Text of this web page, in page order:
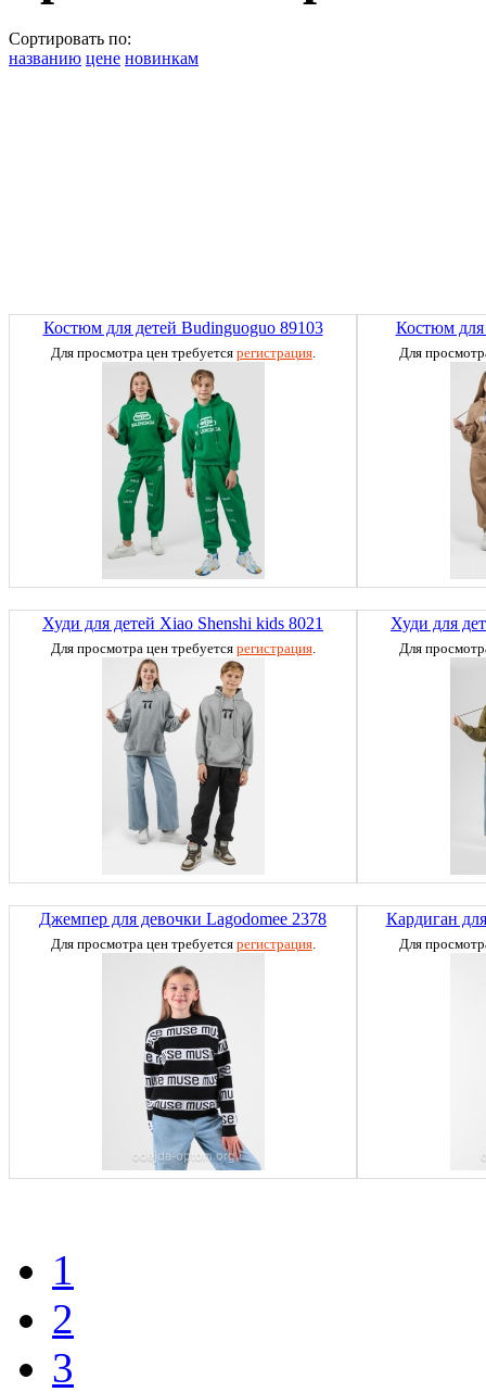
Сортировать по:
названию цене новинкам
Костюм для детей Budinguoguo 89103
Для просмотра цен требуется регистрация.
Костюм для
Для
Худи для детей Xiao Shenshi kids 8021
Для просмотра цен требуется регистрация.
Худи для
Для
Джемпер для девочки Lagodomee 2378
Для просмотра цен требуется регистрация.
Кардиган
Для
1
2
3